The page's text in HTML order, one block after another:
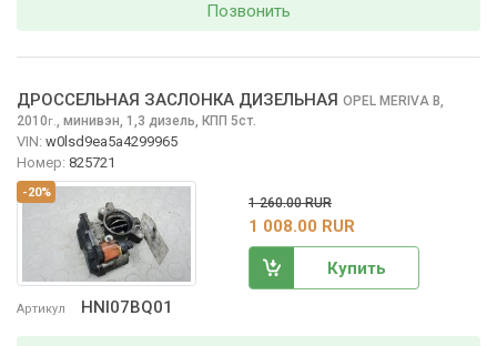
Позвонить
-20%
Артикул HNI07BQ01
ДРОССЕЛЬНАЯ ЗАСЛОНКА ДИЗЕЛЬНАЯ OPEL MERIVA B,
2010г. минивэн, 1,3 дизель, КПП 5ст.
VIN: w0lsd9ea5a4299965
Номер: 825721
1 260.00 RUR
1 008.00 RUR
Купить